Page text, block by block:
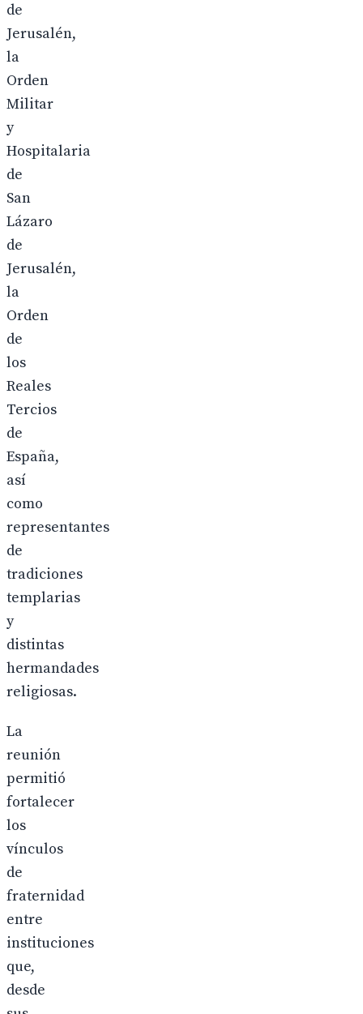
de
Jerusalén,
la
Orden
Militar
y
Hospitalaria
de
San
Lázaro
de
Jerusalén,
la
Orden
de
los
Reales
Tercios
de
España,
así
como
representantes
de
tradiciones
templarias
y
distintas
hermandades
religiosas.
La
reunión
permitió
fortalecer
los
vínculos
de
fraternidad
entre
instituciones
que,
desde